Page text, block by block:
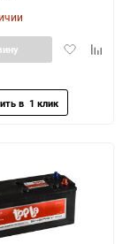
Добавить